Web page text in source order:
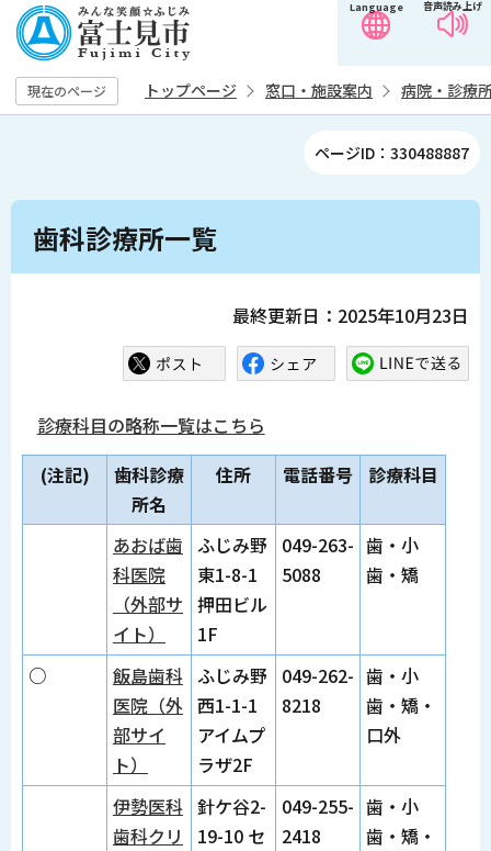
の
ペ
ー
す
音声読み上げ
Language
現在のページ トップページ 窓口・施設案内 病院・診療
ページID：330488887
本
歯科診療所一覧
最終更新日：2025年10月23日
診療科目の略称一覧はこちら
(注記)
歯科診療
所名
住所 電話番号 診療科目
あおば歯
科医院
（外部サ
イト）
ふじみ野
東1-8-1
押田ビル
1F
049-263-
5088
歯・小
歯・矯
○
飯島歯科
医院（外
部サイ
ト）
ふじみ野
西1-1-1
アイムプ
ラザ2F
049-262-
8218
歯・小
歯・矯・
口外
伊勢医科
歯科クリ
針ケ谷2-
19-10 セ
049-255-
2418
歯・小
歯・矯・